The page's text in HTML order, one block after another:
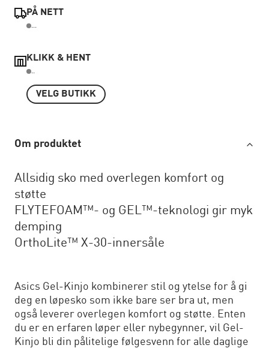
PÅ NETT
...
KLIKK & HENT
..
VELG BUTIKK
Om produktet
Allsidig sko med overlegen komfort og
støtte
FLYTEFOAM™- og GEL™-teknologi gir myk
demping
OrthoLite™ X-30-innersåle
Asics Gel-Kinjo kombinerer stil og ytelse for å gi
deg en løpesko som ikke bare ser bra ut, men
også leverer overlegen komfort og støtte. Enten
du er en erfaren løper eller nybegynner, vil Gel-
Kinjo bli din pålitelige følgesvenn for alle daglige